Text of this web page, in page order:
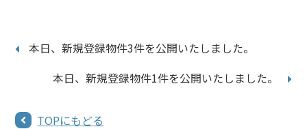
本日、新規登録物件3件を公開いたしました。
本日、新規登録物件1件を公開いたしました。
TOPにもどる